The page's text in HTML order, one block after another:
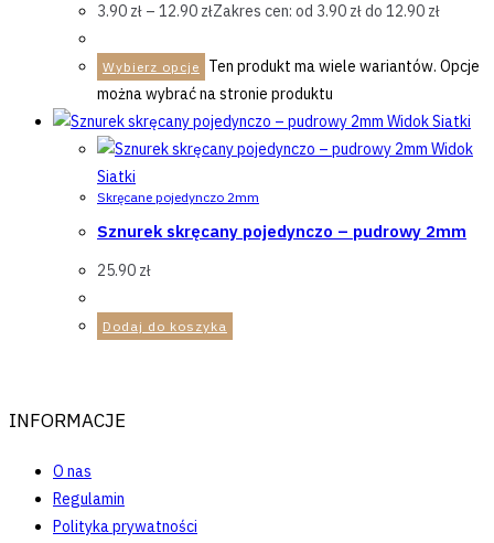
3.90 zł – 12.90 złZakres cen: od 3.90 zł do 12.90 zł
Wybierz opcje
Ten produkt ma wiele wariantów. Opcje
można wybrać na stronie produktu
Widok Siatki
Widok
Siatki
Skręcane pojedynczo 2mm
Sznurek skręcany pojedynczo – pudrowy 2mm
25.90 zł
Dodaj do koszyka
INFORMACJE
O nas
Regulamin
Polityka prywatności